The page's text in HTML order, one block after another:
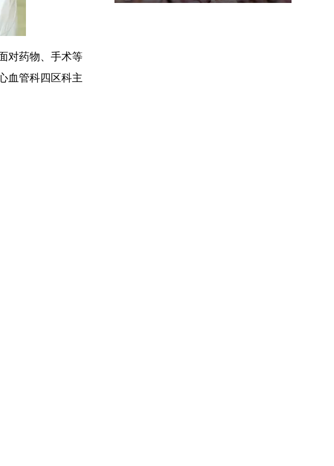
对药物、手术等
血管科四区科主